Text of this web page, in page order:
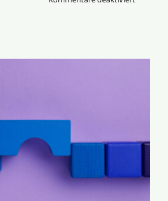
bei
Libertad“